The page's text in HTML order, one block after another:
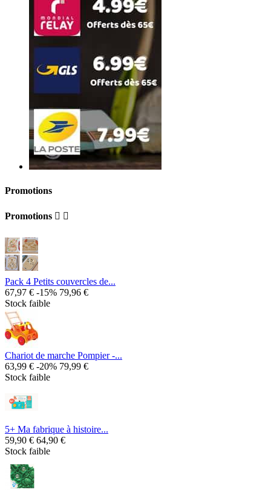
Promotions
Promotions  
Pack 4 Petits couvercles de...
67,97 € -15% 79,96 €
Stock faible
Chariot de marche Pompier -...
63,99 € -20% 79,99 €
Stock faible
5+ Ma fabrique à histoire...
59,90 € 64,90 €
Stock faible